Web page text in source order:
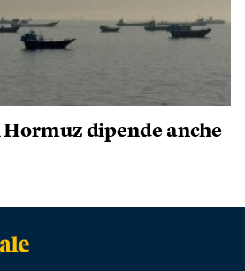
dipende anche